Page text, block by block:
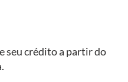
seu crédito a partir do